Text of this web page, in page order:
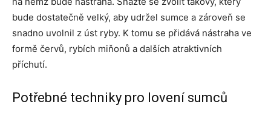
bude dostatečně velký, aby udržel sumce a zároveň se
snadno uvolnil z úst ryby. K tomu se přidává nástraha ve
formě červů, rybích miňonů a dalších atraktivních
příchutí.
Potřebné techniky pro lovení sumců